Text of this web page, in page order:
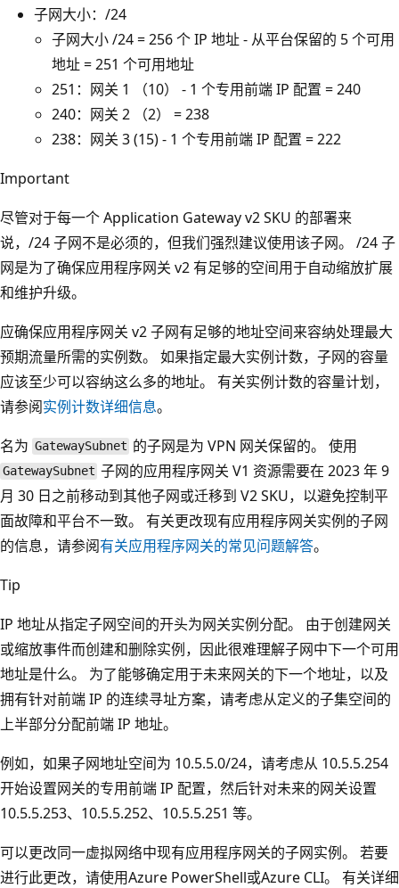
子网大小：/24
子网大小 /24 = 256 个 IP 地址 - 从平台保留的 5 个可用
地址 = 251 个可用地址
251：网关 1 （10） - 1 个专用前端 IP 配置 = 240
240：网关 2 （2） = 238
238：网关 3 (15) - 1 个专用前端 IP 配置 = 222
Important
尽管对于每一个 Application Gateway v2 SKU 的部署来
说，/24 子网不是必须的，但我们强烈建议使用该子网。 /24 子
网是为了确保应用程序网关 v2 有足够的空间用于自动缩放扩展
和维护升级。
应确保应用程序网关 v2 子网有足够的地址空间来容纳处理最大
预期流量所需的实例数。 如果指定最大实例计数，子网的容量
应该至少可以容纳这么多的地址。 有关实例计数的容量计划，
请参阅实例计数详细信息。
名为 GatewaySubnet 的子网是为 VPN 网关保留的。 使用
GatewaySubnet 子网的应用程序网关 V1 资源需要在 2023 年 9
月 30 日之前移动到其他子网或迁移到 V2 SKU，以避免控制平
面故障和平台不一致。 有关更改现有应用程序网关实例的子网
的信息，请参阅有关应用程序网关的常见问题解答。
Tip
IP 地址从指定子网空间的开头为网关实例分配。 由于创建网关
或缩放事件而创建和删除实例，因此很难理解子网中下一个可用
地址是什么。 为了能够确定用于未来网关的下一个地址，以及
拥有针对前端 IP 的连续寻址方案，请考虑从定义的子集空间的
上半部分分配前端 IP 地址。
例如，如果子网地址空间为 10.5.5.0/24，请考虑从 10.5.5.254
开始设置网关的专用前端 IP 配置，然后针对未来的网关设置
10.5.5.253、10.5.5.252、10.5.5.251 等。
可以更改同一虚拟网络中现有应用程序网关的子网实例。 若要
进行此更改，请使用Azure PowerShell或Azure CLI。 有关详细